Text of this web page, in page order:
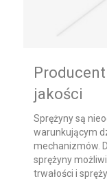
jakości
Sprężyny są
warunkującym
mechanizmów.
sprężyny
trwałości i